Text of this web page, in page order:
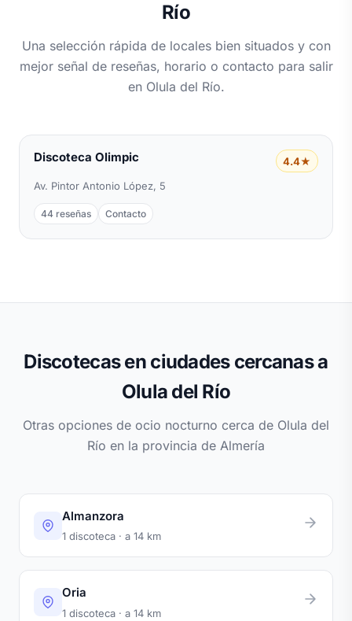
Río
Una selección rápida de locales bien situados y con
mejor señal de reseñas, horario o contacto para salir
en Olula del Río.
Discoteca Olimpic
4.4★
Av. Pintor Antonio López, 5
44 reseñas Contacto
Discotecas en ciudades cercanas a
Olula del Río
Otras opciones de ocio nocturno cerca de Olula del
Río en la provincia de Almería
Almanzora
1 discoteca · a 14 km
Oria
1 discoteca · a 14 km